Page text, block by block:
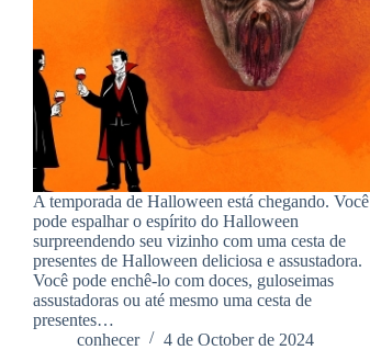
A temporada de Halloween está chegando. Você
pode espalhar o espírito do Halloween
surpreendendo seu vizinho com uma cesta de
presentes de Halloween deliciosa e assustadora.
Você pode enchê-lo com doces, guloseimas
assustadoras ou até mesmo uma cesta de
presentes…
conhecer
4 de October de 2024